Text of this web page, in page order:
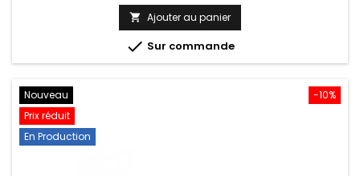
de
base
 Ajouter au panier
 Sur commande
-10%
Nouveau
Prix réduit
En Production